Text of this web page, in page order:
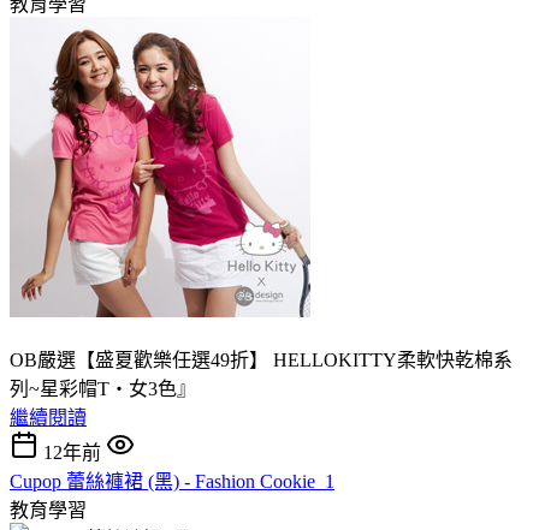
OB嚴選【盛夏歡樂任選49折】 HELLOKITTY柔軟快乾棉系
列~星彩帽T‧女3色』
繼續閱讀
12年前
Cupop 蕾絲褲裙 (黑) - Fashion Cookie_1
教育學習